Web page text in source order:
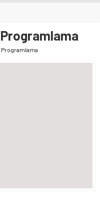
Programlama
Programlama